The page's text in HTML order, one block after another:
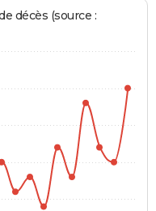
décès (source :